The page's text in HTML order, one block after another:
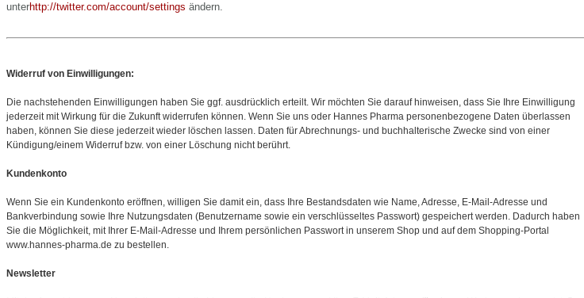
unterhttp://twitter.com/account/settings ändern.
Widerruf von Einwilligungen:
Die nachstehenden Einwilligungen haben Sie ggf. ausdrücklich erteilt. Wir möchten Sie darauf hinweisen, dass Sie Ihre Einwilligung
jederzeit mit Wirkung für die Zukunft widerrufen können. Wenn Sie uns oder Hannes Pharma personenbezogene Daten überlassen
haben, können Sie diese jederzeit wieder löschen lassen. Daten für Abrechnungs- und buchhalterische Zwecke sind von einer
Kündigung/einem Widerruf bzw. von einer Löschung nicht berührt.
Kundenkonto
Wenn Sie ein Kundenkonto eröffnen, willigen Sie damit ein, dass Ihre Bestandsdaten wie Name, Adresse, E-Mail-Adresse und
Bankverbindung sowie Ihre Nutzungsdaten (Benutzername sowie ein verschlüsseltes Passwort) gespeichert werden. Dadurch haben
Sie die Möglichkeit, mit Ihrer E-Mail-Adresse und Ihrem persönlichen Passwort in unserem Shop und auf dem Shopping-Portal
www.hannes-pharma.de zu bestellen.
Newsletter